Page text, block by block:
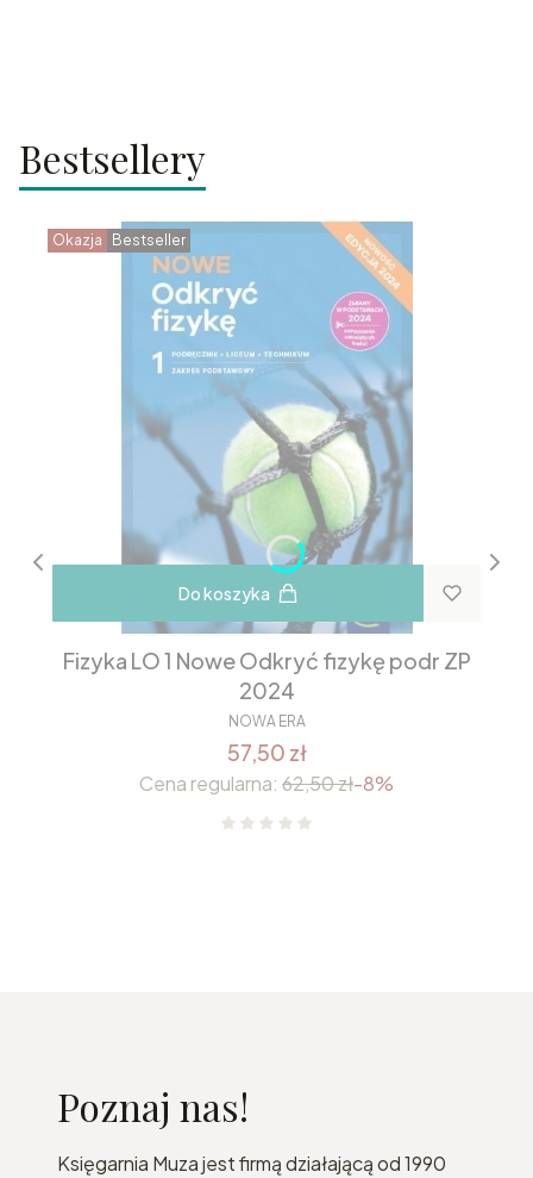
Bestsellery
Okazja Bestseller
Do koszyka
Fizyka LO 1 Nowe Odkryć fizykę podr ZP
2024
NOWA ERA
57,50 zł
Cena regularna: 62,50 zł-8%
Poznaj nas!
Księgarnia Muza jest firmą działającą od 1990